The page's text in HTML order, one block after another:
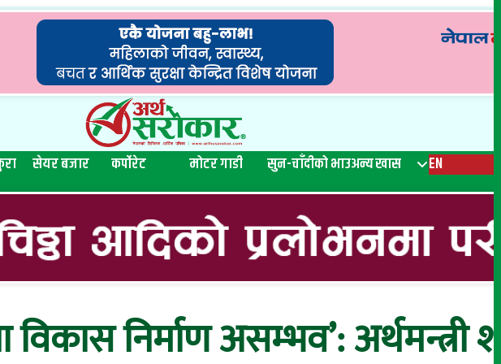
सेयर बजार कर्पोरेट मोटर गाडी सुन-चाँदीको भाउअन्य खास EN
विकास निर्माण असम्भव’: अर्थमन्त्री शर्मा